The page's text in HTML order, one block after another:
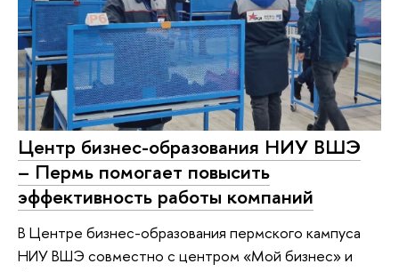
Центр бизнес-образования НИУ ВШЭ
– Пермь помогает повысить
эффективность работы компаний
В Центре бизнес-образования пермского кампуса
НИУ ВШЭ совместно с центром «Мой бизнес» и